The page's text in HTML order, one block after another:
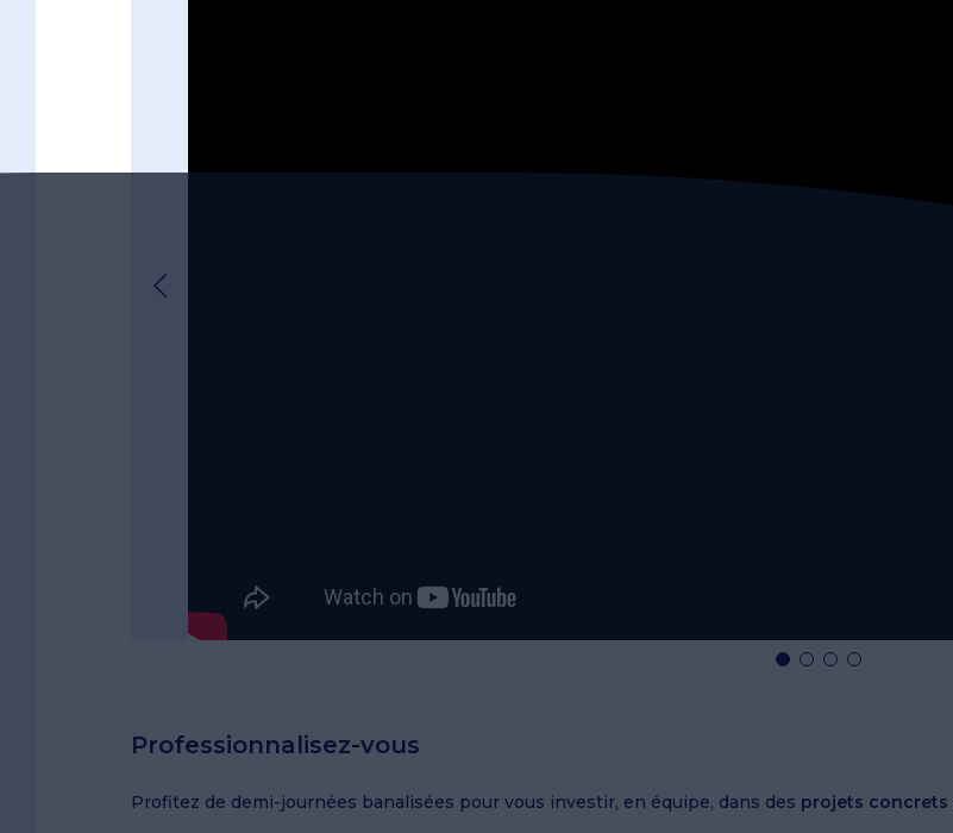
Professionnalisez-vous
Profitez de demi-journées banalisées pour vous investir, en équipe, dans des projets concrets